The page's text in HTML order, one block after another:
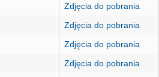
Zdjęcia do pobrania
Zdjęcia do pobrania
Zdjęcia do pobrania
Zdjęcia do pobrania